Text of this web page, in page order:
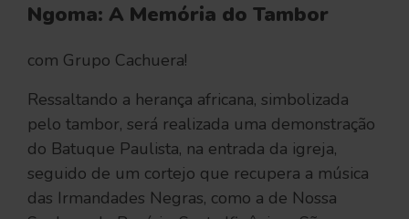
Ngoma: A Memória do Tambor
com Grupo Cachuera!
Ressaltando a herança africana, simbolizada
pelo tambor, será realizada uma demonstração
do Batuque Paulista, na entrada da igreja,
seguido de um cortejo que recupera a música
das Irmandades Negras, como a de Nossa